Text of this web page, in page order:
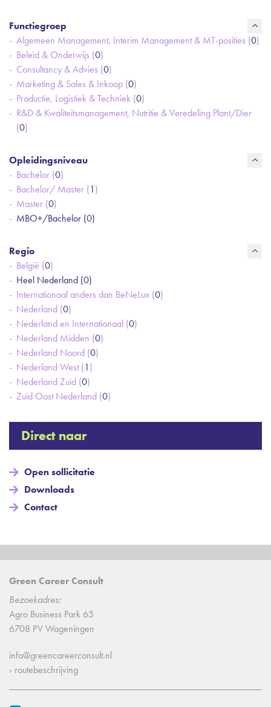
Functiegroep
Algemeen Management, Interim Management & MT-posities (0)
Beleid & Onderwijs (0)
Consultancy & Advies (0)
Marketing & Sales & Inkoop (0)
Productie, Logistiek & Techniek (0)
R&D & Kwaliteitsmanagement, Nutritie & Veredeling Plant/Dier
(0)
Opleidingsniveau
Bachelor (0)
Bachelor/ Master (1)
Master (0)
MBO+/Bachelor (0)
Regio
België (0)
Heel Nederland (0)
Internationaal anders dan BeNeLux (0)
Nederland (0)
Nederland en Internationaal (0)
Nederland Midden (0)
Nederland Noord (0)
Nederland West (1)
Nederland Zuid (0)
Zuid Oost Nederland (0)
Direct naar
Open sollicitatie
Downloads
Contact
Green Career Consult
Bezoekadres:
Agro Business Park 65
6708 PV Wageningen
info@greencareerconsult.nl
› routebeschrijving